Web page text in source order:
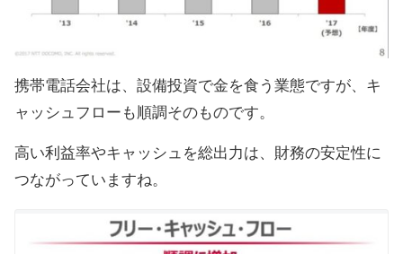
携帯電話会社は、設備投資で金を食う業態ですが、キ
ャッシュフローも順調そのものです。
高い利益率やキャッシュを総出力は、財務の安定性に
つながっていますね。